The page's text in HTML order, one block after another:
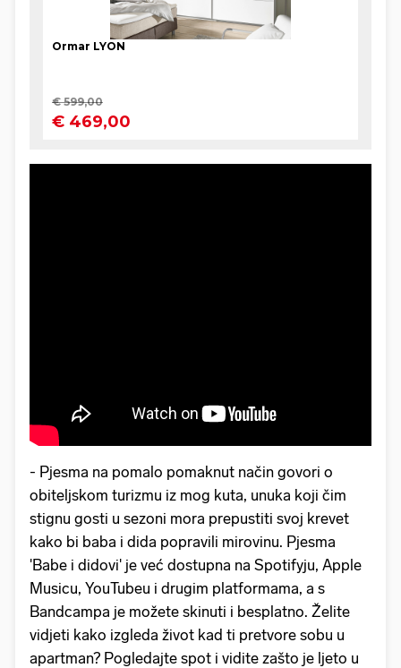
- Pjesma na pomalo pomaknut način govori o
obiteljskom turizmu iz mog kuta, unuka koji čim
stignu gosti u sezoni mora prepustiti svoj krevet
kako bi baba i dida popravili mirovinu. Pjesma
'Babe i didovi' je već dostupna na Spotifyju, Apple
Musicu, YouTubeu i drugim platformama, a s
Bandcampa je možete skinuti i besplatno. Želite
vidjeti kako izgleda život kad ti pretvore sobu u
apartman? Pogledajte spot i vidite zašto je ljeto u